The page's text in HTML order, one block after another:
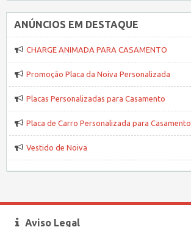
ANÚNCIOS EM DESTAQUE
CHARGE ANIMADA PARA CASAMENTO
Promoção Placa da Noiva Personalizada
Placas Personalizadas para Casamento
Placa de Carro Personalizada para Casamento
Vestido de Noiva
Aviso Legal